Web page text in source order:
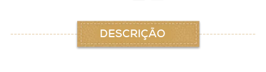
DESCRIÇÃO